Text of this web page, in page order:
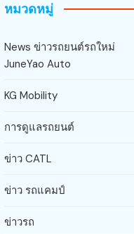
หมวดหมู่
News ข่าวรถยนต์รถใหม่
JuneYao Auto
KG Mobility
การดูแลรถยนต์
ข่าว CATL
ข่าว รถแคมป์
ข่าวรถ